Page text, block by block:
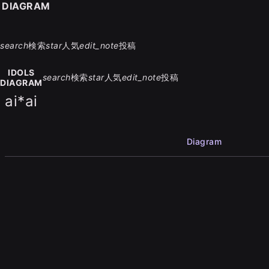
search検索star人気edit_note投稿
IDOLS
DIAGRAM
search検索star人気edit_note投稿
ai*ai
Diagram